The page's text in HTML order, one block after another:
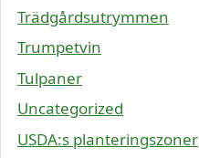
Trädgårdsutrymmen
Trumpetvin
Tulpaner
Uncategorized
USDA:s planteringszoner